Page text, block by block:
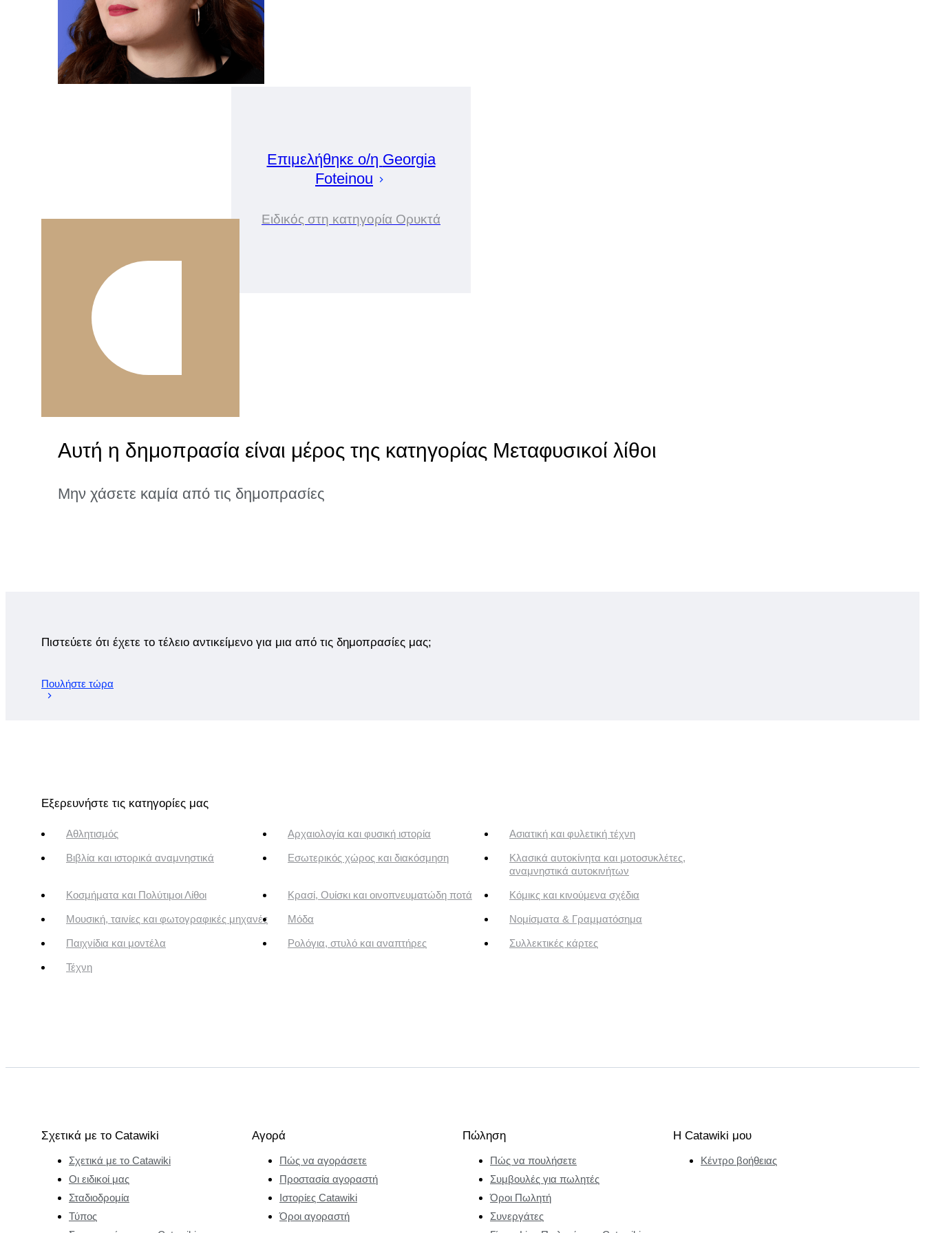
Επιμελήθηκε ο/η Georgia
Foteinou
Ειδικός στη κατηγορία Ορυκτά
Αυτή η δημοπρασία είναι μέρος της κατηγορίας Μεταφυσικοί λίθοι
Μην χάσετε καμία από τις δημοπρασίες
Πιστεύετε ότι έχετε το τέλειο αντικείμενο για μια από τις δημοπρασίες μας;
Πουλήστε τώρα
Εξερευνήστε τις κατηγορίες μας
Αθλητισμός Αρχαιολογία και φυσική ιστορία Ασιατική και φυλετική τέχνη
Βιβλία και ιστορικά αναμνηστικά Εσωτερικός χώρος και διακόσμηση
Κλασικά αυτοκίνητα και μοτοσυκλέτες,
αναμνηστικά αυτοκινήτων
Κοσμήματα και Πολύτιμοι Λίθοι Κρασί, Ουίσκι και οινοπνευματώδη ποτά Κόμικς και κινούμενα σχέδια
Μουσική, ταινίες και φωτογραφικές μηχανές Μόδα Νομίσματα & Γραμματόσημα
Παιχνίδια και μοντέλα Ρολόγια, στυλό και αναπτήρες Συλλεκτικές κάρτες
Τέχνη
Σχετικά με το Catawiki
Σχετικά με το Catawiki
Οι ειδικοί μας
Σταδιοδρομία
Τύπος
Αγορά
Πώς να αγοράσετε
Προστασία αγοραστή
Ιστορίες Catawiki
Όροι αγοραστή
Πώληση
Πώς να πουλήσετε
Συμβουλές για πωλητές
Όροι Πωλητή
Συνεργάτες
Η Catawiki μου
Κέντρο βοήθειας